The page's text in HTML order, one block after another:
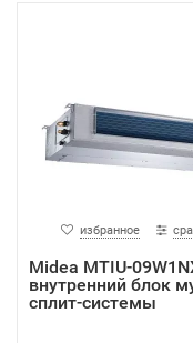
избранное
Midea MTIU-
внутренний блок
сплит-системы